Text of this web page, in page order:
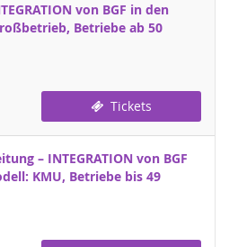
von BGF in den
Betriebe ab 50
Tickets
– INTEGRATION von BGF
KMU, Betriebe bis 49